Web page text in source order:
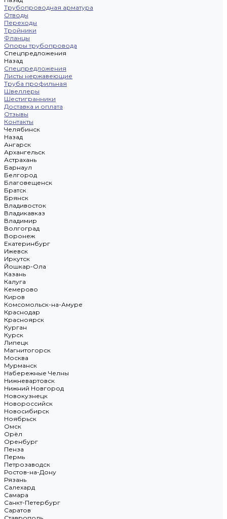
Трубопроводная арматура
Отводы
Переходы
Тройники
Фланцы
Опоры трубопровода
Спецпредложения
Назад
Спецпредложения
Листы нержавеющие
Труба профильная
Швеллеры
Шестигранники
Доставка и оплата
Отзывы
Контакты
Челябинск
Назад
Ангарск
Архангельск
Астрахань
Барнаул
Белгород
Благовещенск
Братск
Брянск
Владивосток
Владикавказ
Владимир
Волгоград
Воронеж
Екатеринбург
Ижевск
Иркутск
Йошкар-Ола
Казань
Калуга
Кемерово
Киров
Комсомольск-на-Амуре
Краснодар
Красноярск
Курган
Курск
Липецк
Магнитогорск
Москва
Мурманск
Набережные Челны
Нижневартовск
Нижний Новгород
Новокузнецк
Новороссийск
Новосибирск
Ноябрьск
Омск
Орёл
Оренбург
Пенза
Пермь
Петрозаводск
Ростов-на-Дону
Рязань
Салехард
Самара
Санкт-Петербург
Саратов